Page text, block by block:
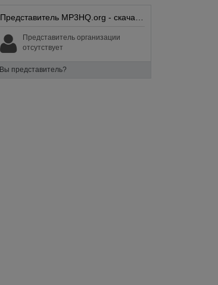
Представитель организации
отсутствует
Вы представитель?